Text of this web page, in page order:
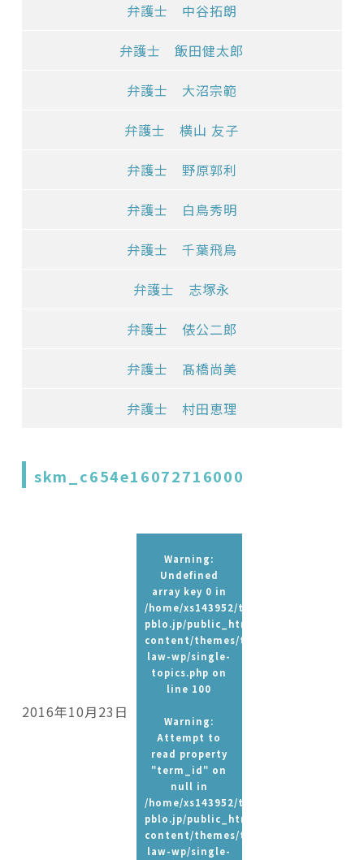
弁護士 中谷拓朗
弁護士 飯田健太郎
弁護士 大沼宗範
弁護士 横山 友子
弁護士 野原郭利
弁護士 白鳥秀明
弁護士 千葉飛鳥
弁護士 志塚永
弁護士 俵公二郎
弁護士 髙橋尚美
弁護士 村田恵理
skm_c654e16072716000
2016年10月23日
Warning:
Undefined
array key 0 in
/home/xs143952/t-
pblo.jp/public_html/wp-
content/themes/tpbc-
law-wp/single-
topics.php on
line 100
Warning:
Attempt to
read property
"term_id" on
null in
/home/xs143952/t-
pblo.jp/public_html/wp-
content/themes/tpbc-
law-wp/single-